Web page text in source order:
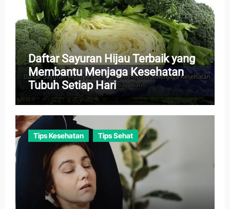
Daftar Sayuran Hijau Terbaik yang
Membantu Menjaga Kesehatan
Tubuh Setiap Hari
Tips Kesehatan Tips Sehat